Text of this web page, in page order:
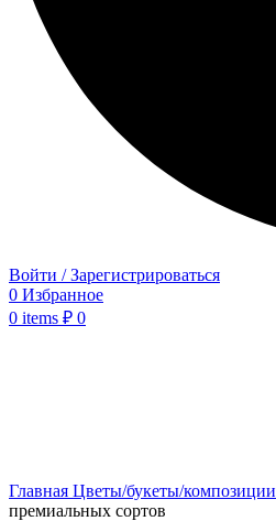
Войти / Зарегистрироваться
0 Избранное
0 items ₽ 0
Главная Цветы/букеты/композиции
премиальных сортов